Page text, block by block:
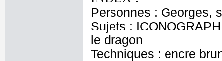
Personnes : Georges,
Sujets :
le dragon
Techniques : encre